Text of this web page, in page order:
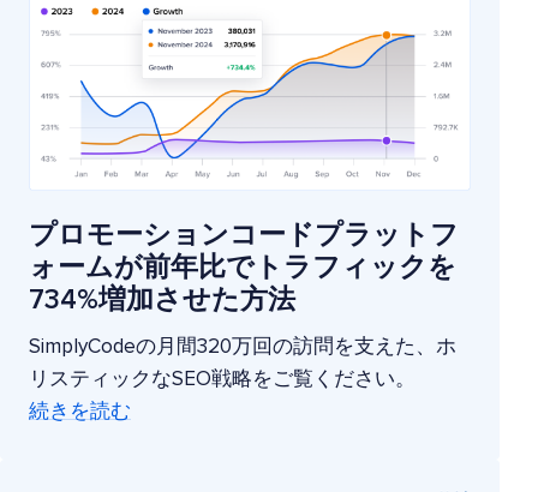
プロモーションコードプラットフ
ォームが前年比でトラフィックを
734%増加させた方法
SimplyCodeの月間320万回の訪問を支えた、ホ
リスティックなSEO戦略をご覧ください。
続きを読む